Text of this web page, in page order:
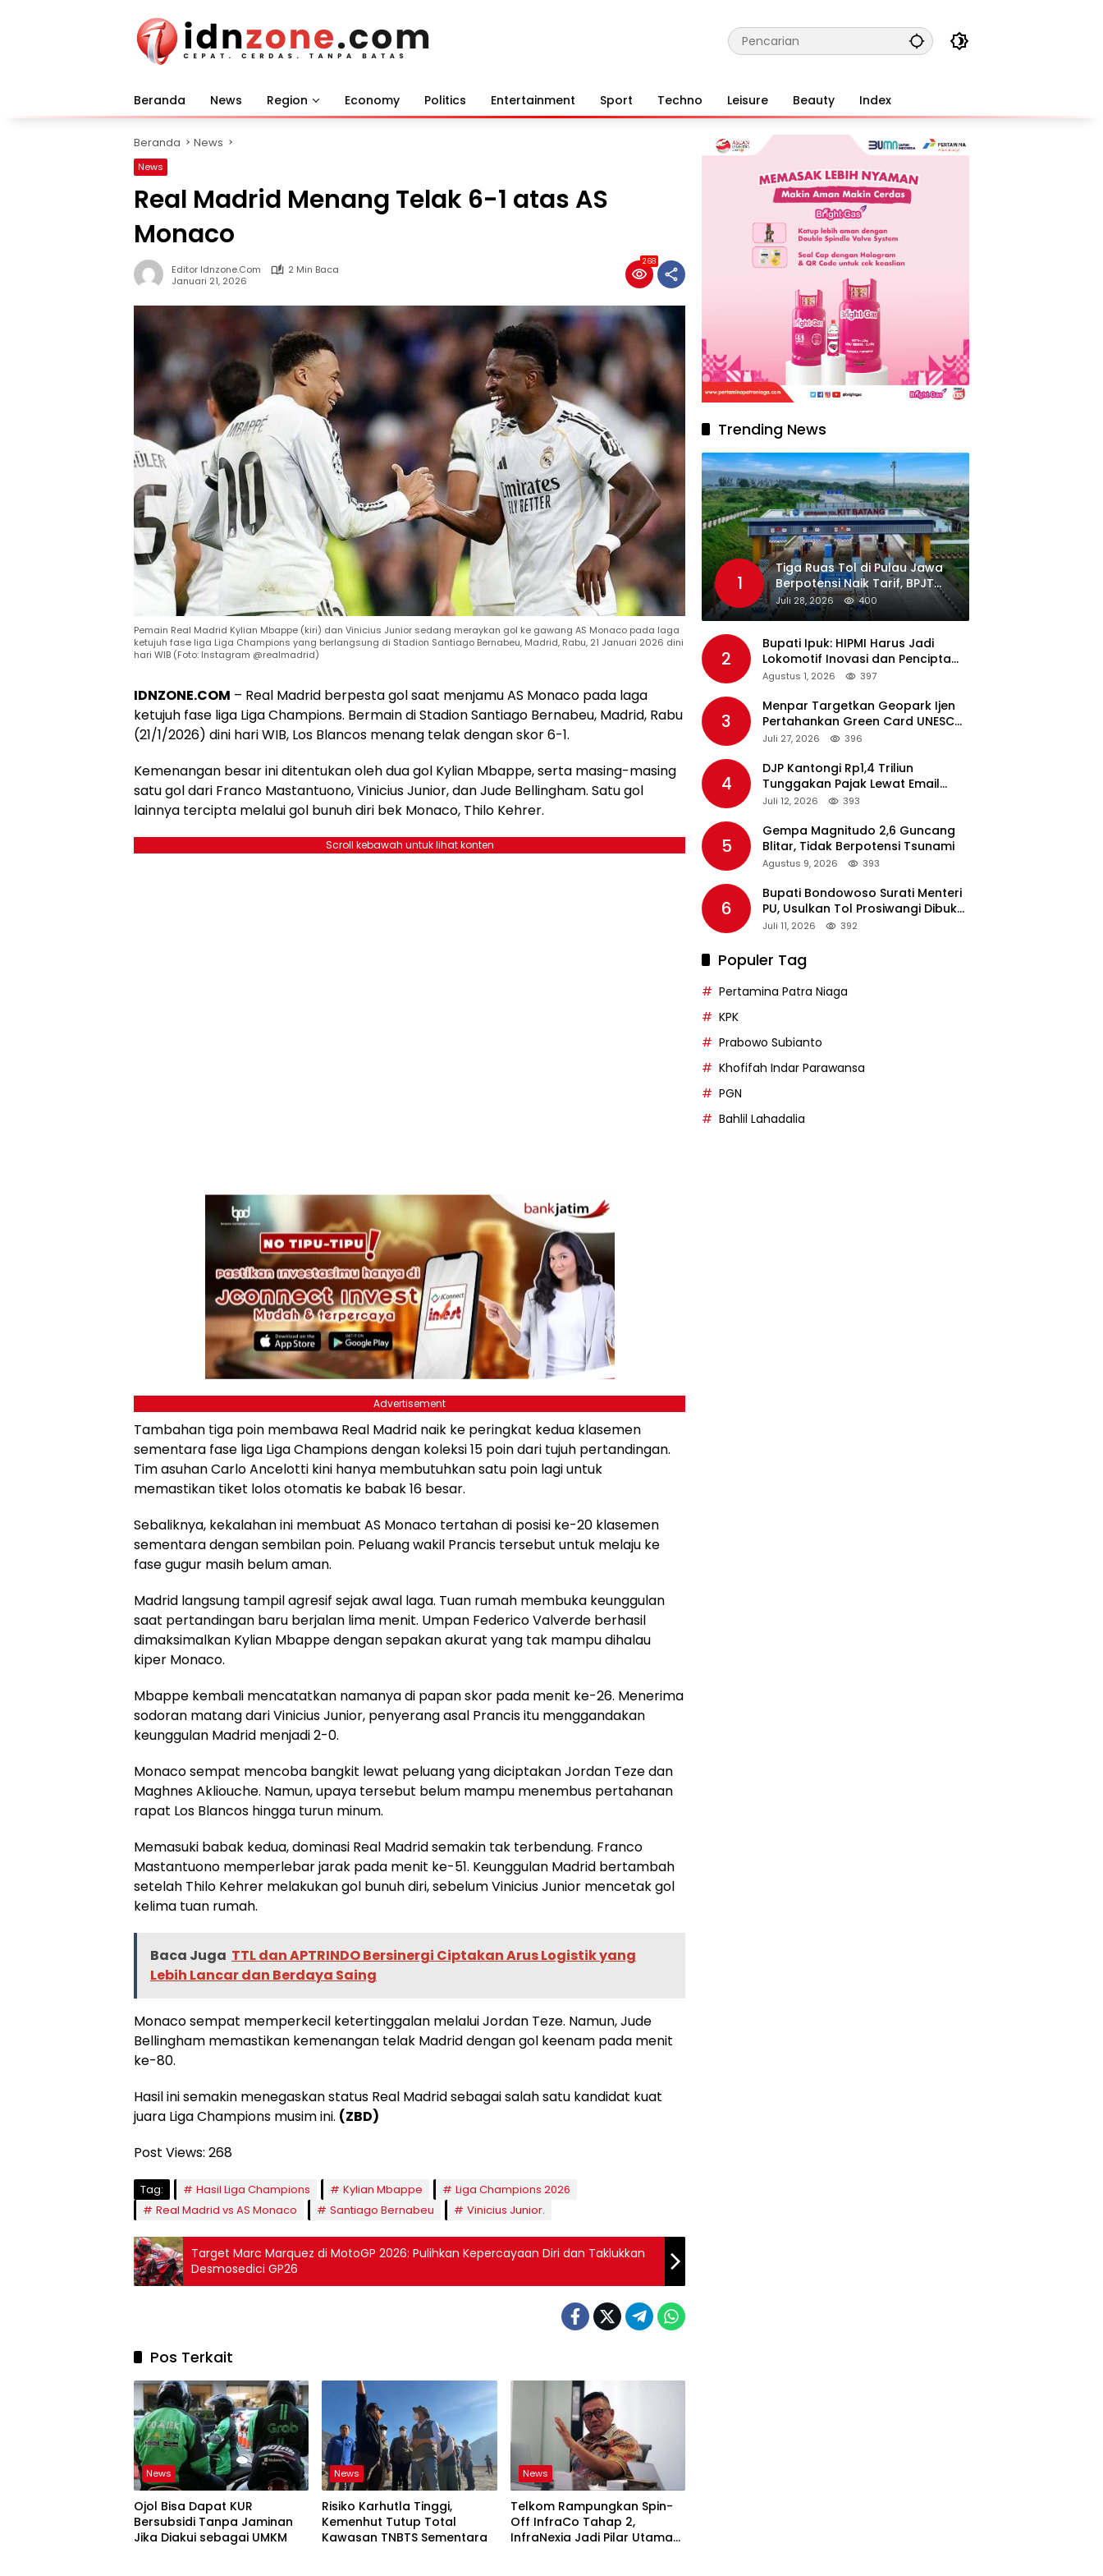
Beranda News Region Economy Politics Entertainment Sport Techno Leisure Beauty Index
Beranda News
News
Real Madrid Menang Telak 6-1 atas AS
Monaco
Editor Idnzone.com
2 Min Baca
Januari 21, 2026
268
Pemain Real Madrid Kylian Mbappe (kiri) dan Vinicius Junior sedang meraykan gol ke gawang AS Monaco pada laga
ketujuh fase liga Liga Champions yang berlangsung di Stadion Santiago Bernabeu, Madrid, Rabu, 21 Januari 2026 dini
hari WIB (Foto: Instagram @realmadrid)
IDNZONE.COM – Real Madrid berpesta gol saat menjamu AS Monaco pada laga
ketujuh fase liga Liga Champions. Bermain di Stadion Santiago Bernabeu, Madrid, Rabu
(21/1/2026) dini hari WIB, Los Blancos menang telak dengan skor 6-1.
Kemenangan besar ini ditentukan oleh dua gol Kylian Mbappe, serta masing-masing
satu gol dari Franco Mastantuono, Vinicius Junior, dan Jude Bellingham. Satu gol
lainnya tercipta melalui gol bunuh diri bek Monaco, Thilo Kehrer.
Scroll kebawah untuk lihat konten
Advertisement
Tambahan tiga poin membawa Real Madrid naik ke peringkat kedua klasemen
sementara fase liga Liga Champions dengan koleksi 15 poin dari tujuh pertandingan.
Tim asuhan Carlo Ancelotti kini hanya membutuhkan satu poin lagi untuk
memastikan tiket lolos otomatis ke babak 16 besar.
Sebaliknya, kekalahan ini membuat AS Monaco tertahan di posisi ke-20 klasemen
sementara dengan sembilan poin. Peluang wakil Prancis tersebut untuk melaju ke
fase gugur masih belum aman.
Madrid langsung tampil agresif sejak awal laga. Tuan rumah membuka keunggulan
saat pertandingan baru berjalan lima menit. Umpan Federico Valverde berhasil
dimaksimalkan Kylian Mbappe dengan sepakan akurat yang tak mampu dihalau
kiper Monaco.
Mbappe kembali mencatatkan namanya di papan skor pada menit ke-26. Menerima
sodoran matang dari Vinicius Junior, penyerang asal Prancis itu menggandakan
keunggulan Madrid menjadi 2-0.
Monaco sempat mencoba bangkit lewat peluang yang diciptakan Jordan Teze dan
Maghnes Akliouche. Namun, upaya tersebut belum mampu menembus pertahanan
rapat Los Blancos hingga turun minum.
Memasuki babak kedua, dominasi Real Madrid semakin tak terbendung. Franco
Mastantuono memperlebar jarak pada menit ke-51. Keunggulan Madrid bertambah
setelah Thilo Kehrer melakukan gol bunuh diri, sebelum Vinicius Junior mencetak gol
kelima tuan rumah.
Baca Juga TTL dan APTRINDO Bersinergi Ciptakan Arus Logistik yang
Lebih Lancar dan Berdaya Saing
Monaco sempat memperkecil ketertinggalan melalui Jordan Teze. Namun, Jude
Bellingham memastikan kemenangan telak Madrid dengan gol keenam pada menit
ke-80.
Hasil ini semakin menegaskan status Real Madrid sebagai salah satu kandidat kuat
juara Liga Champions musim ini. (ZBD)
Post Views: 268
Tag: Hasil Liga Champions Kylian Mbappe
Liga Champions 2026
Real Madrid vs AS Monaco
Santiago Bernabeu Vinicius Junior.
Target Marc Marquez di MotoGP 2026: Pulihkan Kepercayaan Diri dan Taklukkan
Desmosedici GP26
Pos Terkait
News
Ojol Bisa Dapat KUR
Bersubsidi Tanpa Jaminan
Jika Diakui sebagai UMKM
News
Risiko Karhutla Tinggi,
Kemenhut Tutup Total
Kawasan TNBTS Sementara
News
Telkom Rampungkan Spin-
Off InfraCo Tahap 2,
InfraNexia Jadi Pilar Utama
Trending News
1
Tiga Ruas Tol di Pulau Jawa
Berpotensi Naik Tarif, BPJT
Tunggu Hasil Evaluasi
Standar Pelayanan
Juli 28, 2026 400
2
Bupati Ipuk: HIPMI Harus Jadi
Lokomotif Inovasi dan Pencipta
Lapangan Kerja
Agustus 1, 2026 397
3
Menpar Targetkan Geopark Ijen
Pertahankan Green Card UNESCO
pada Revalidasi Agustus 2026
Juli 27, 2026 396
4
DJP Kantongi Rp1,4 Triliun
Tunggakan Pajak Lewat Email
Pengingat, Total Piutang Masih
Juli 12, 2026 393
5
Gempa Magnitudo 2,6 Guncang
Blitar, Tidak Berpotensi Tsunami
Agustus 9, 2026 393
6
Bupati Bondowoso Surati Menteri
PU, Usulkan Tol Prosiwangi Dibuka
Sementara
Juli 11, 2026 392
Populer Tag
Pertamina Patra Niaga
KPK
Prabowo Subianto
Khofifah Indar Parawansa
PGN
Bahlil Lahadalia